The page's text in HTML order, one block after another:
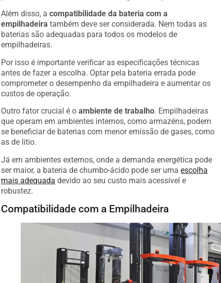
Além disso, acompatibilidade da bateria com a
empilhadeira também deve ser considerada. Nem todas as
baterias são adequadas para todos os modelos de
empilhadeiras.
Por isso é importante verificar as especificações técnicas
antes de fazer a escolha. Optar pela bateria errada pode
comprometer o desempenho da empilhadeira e aumentar os
custos de operação.
Outro fator crucial é oambiente de trabalho. Empilhadeiras
que operam em ambientes internos, como armazéns, podem
se beneficiar de baterias com menor emissão de gases, como
as de lítio.
Já em ambientes externos, onde a demanda energética pode
ser maior, a bateria de chumbo-ácido pode ser umaescolha
mais adequada devido ao seu custo mais acessível e
robustez.
Compatibilidade com a Empilhadeira